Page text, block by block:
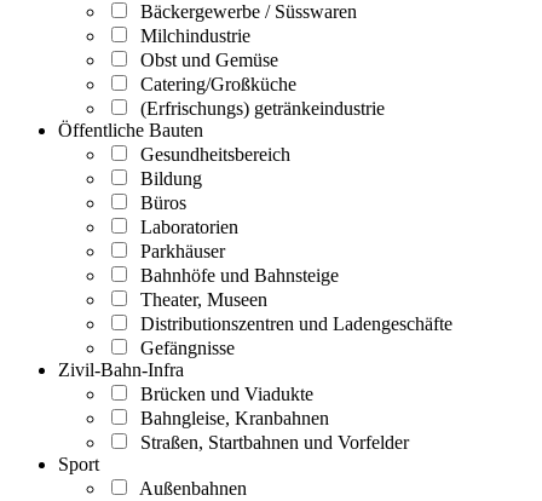
Bäckergewerbe / Süsswaren
Milchindustrie
Obst und Gemüse
Catering/Großküche
(Erfrischungs) getränkeindustrie
Öffentliche Bauten
Gesundheitsbereich
Bildung
Büros
Laboratorien
Parkhäuser
Bahnhöfe und Bahnsteige
Theater, Museen
Distributionszentren und Ladengeschäfte
Gefängnisse
Zivil-Bahn-Infra
Brücken und Viadukte
Bahngleise, Kranbahnen
Straßen, Startbahnen und Vorfelder
Sport
Außenbahnen